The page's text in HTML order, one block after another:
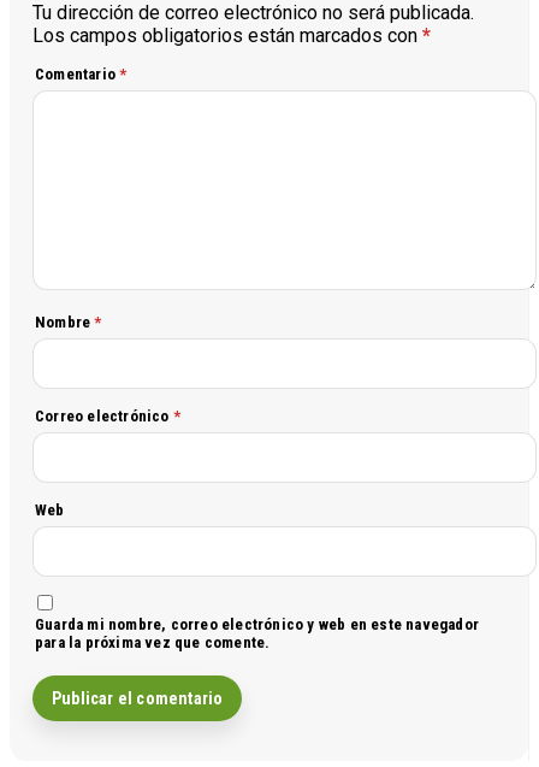
Tu dirección de correo electrónico no será publicada.
Los campos obligatorios están marcados con *
Comentario*
Nombre*
Correo electrónico *
Web
Guarda mi nombre, correo electrónico y web en este navegador
para la próxima vez que comente.